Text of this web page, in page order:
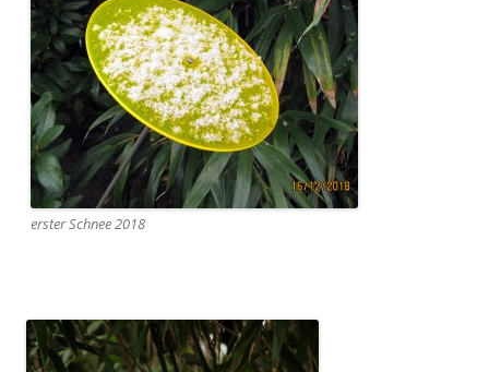
erster Schnee 2018